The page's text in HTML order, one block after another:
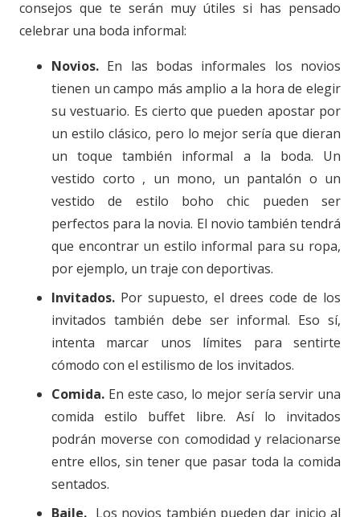
consejos que te serán muy útiles si has pensado
celebrar una boda informal:
Novios. En las bodas informales los novios
tienen un campo más amplio a la hora de elegir
su vestuario. Es cierto que pueden apostar por
un estilo clásico, pero lo mejor sería que dieran
un toque también informal a la boda. Un
vestido corto , un mono, un pantalón o un
vestido de estilo boho chic pueden ser
perfectos para la novia. El novio también tendrá
que encontrar un estilo informal para su ropa,
por ejemplo, un traje con deportivas.
Invitados. Por supuesto, el drees code de los
invitados también debe ser informal. Eso sí,
intenta marcar unos límites para sentirte
cómodo con el estilismo de los invitados.
Comida. En este caso, lo mejor sería servir una
comida estilo buffet libre. Así lo invitados
podrán moverse con comodidad y relacionarse
entre ellos, sin tener que pasar toda la comida
sentados.
Baile. Los novios también pueden dar inicio al